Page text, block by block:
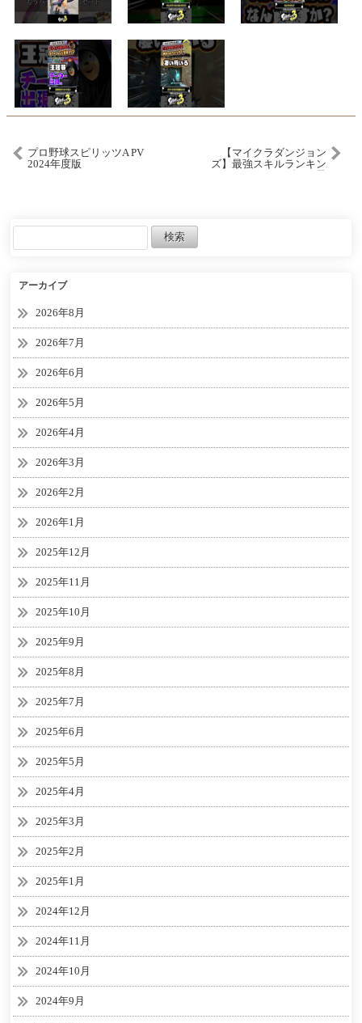
プロ野球スピリッツA PV
2024年度版
【マイクラダンジョン
ズ】最強スキルランキン
アーカイブ
2026年8月
2026年7月
2026年6月
2026年5月
2026年4月
2026年3月
2026年2月
2026年1月
2025年12月
2025年11月
2025年10月
2025年9月
2025年8月
2025年7月
2025年6月
2025年5月
2025年4月
2025年3月
2025年2月
2025年1月
2024年12月
2024年11月
2024年10月
2024年9月